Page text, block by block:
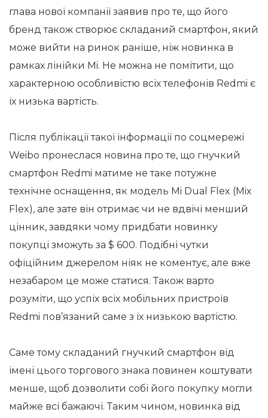
глава нової компанії заявив про те, що його
бренд також створює складаний смартфон, який
може вийти на ринок раніше, ніж новинка в
рамках лінійки Mi. Не можна не помітити, що
характерною особливістю всіх телефонів Redmi є
їх низька вартість.
Після публікації такої інформації по соцмережі
Weibo пронеслася новина про те, що гнучкий
смартфон Redmi матиме не таке потужне
технічне оснащення, як модель Mi Dual Flex (Mix
Flex), але зате він отримає чи не вдвічі менший
цінник, завдяки чому придбати новинку
покупці зможуть за $ 600. Подібні чутки
офіційним джерелом ніяк не коментує, але вже
незабаром це може статися. Також варто
розуміти, що успіх всіх мобільних пристроїв
Redmi пов’язаний саме з їх низькою вартістю.
Саме тому складаний гнучкий смартфон від
імені цього торгового знака повинен коштувати
менше, щоб дозволити собі його покупку могли
майже всі бажаючі. Таким чином, новинка від